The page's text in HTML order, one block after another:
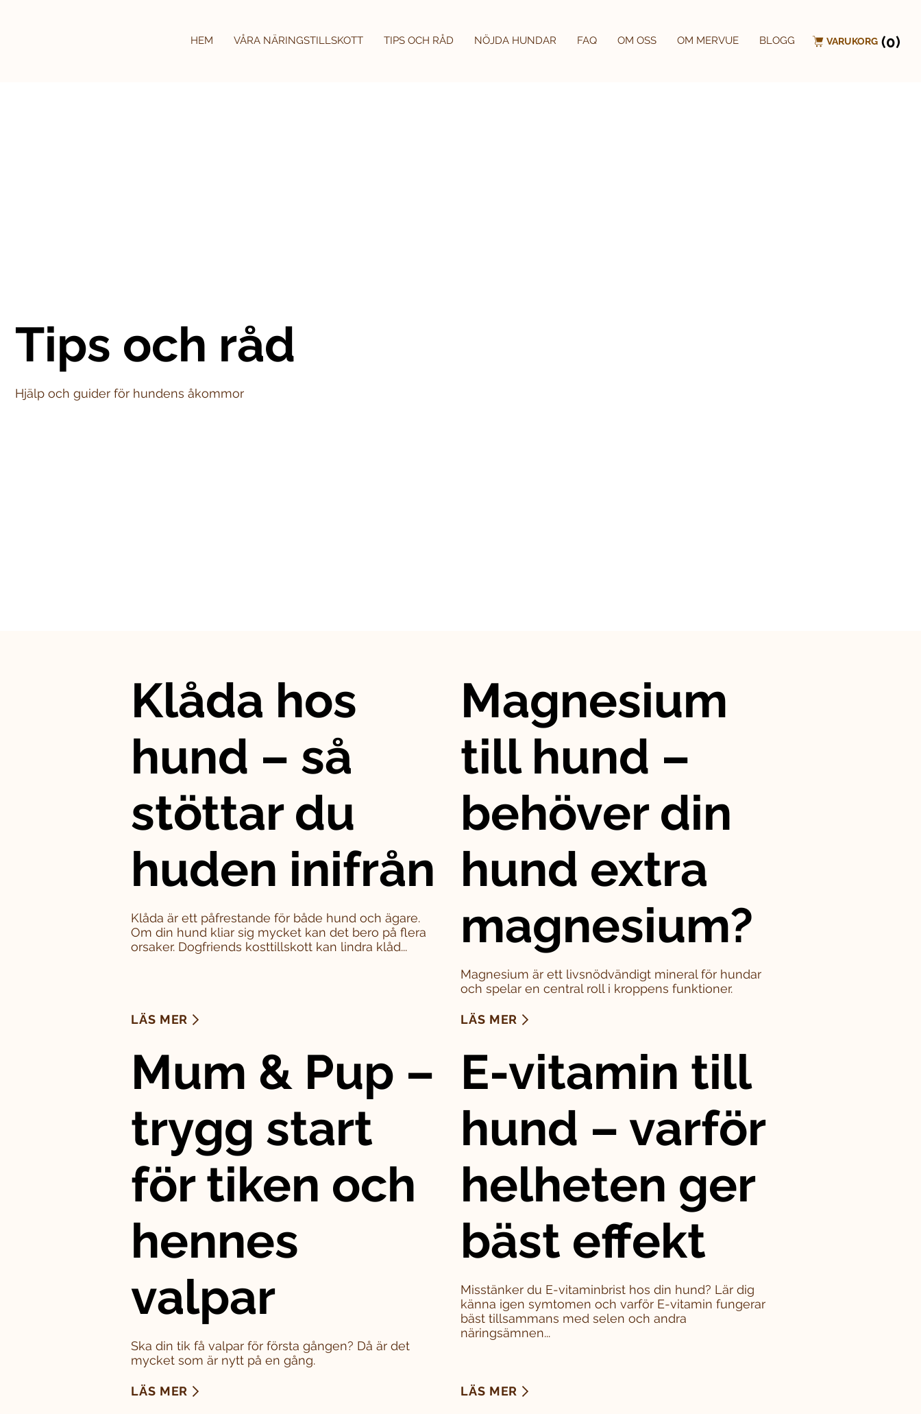
HEM VÅRA NÄRINGSTILLSKOTT TIPS OCH RÅD NÖJDA HUNDAR FAQ OM OSS OM MERVUE BLOGG VARUKORG (0)
Tips och råd
Hjälp och guider för hundens åkommor
Klåda hos
hund – så
stöttar du
huden inifrån
Klåda är ett påfrestande för både hund och ägare.
Om din hund kliar sig mycket kan det bero på flera
orsaker. Dogfriends kosttillskott kan lindra klåd...
LÄS MER
Magnesium
till hund –
behöver din
hund extra
magnesium?
Magnesium är ett livsnödvändigt mineral för hundar
och spelar en central roll i kroppens funktioner.
LÄS MER
Mum & Pup –
trygg start
för tiken och
hennes
valpar
Ska din tik få valpar för första gången? Då är det
mycket som är nytt på en gång.
LÄS MER
E-vitamin till
hund – varför
helheten ger
bäst effekt
Misstänker du E-vitaminbrist hos din hund? Lär dig
känna igen symtomen och varför E-vitamin fungerar
bäst tillsammans med selen och andra
näringsämnen...
LÄS MER